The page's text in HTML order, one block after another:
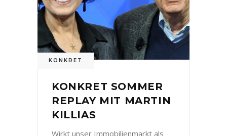
KONKRET
KONKRET SOMMER
REPLAY MIT MARTIN
KILLIAS
Wirkt unser Immobilienmarkt als